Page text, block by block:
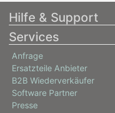
Hilfe & Support
Services
Anfrage
Ersatzteile Anbieter
B2B Wiederverkäufer
Software Partner
Presse